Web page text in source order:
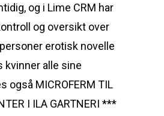
og i Lime CRM har
og oversikt over
erotisk novelle
kvinner alle sine
også MICROFERM TIL
I ILA GARTNERI ***